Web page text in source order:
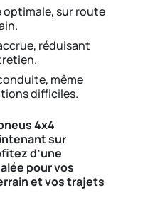
optimale, sur route
réduisant
même
difficiles.
4x4
sur
d’une
pour vos
et vos trajets